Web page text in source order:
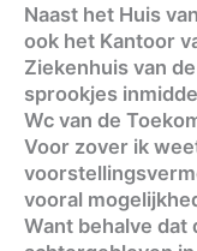
Naast het Huis
ook het Kantoor
Ziekenhuis van
sprookjes
Wc van de
Voor zover ik
vooral
Want behalve dat